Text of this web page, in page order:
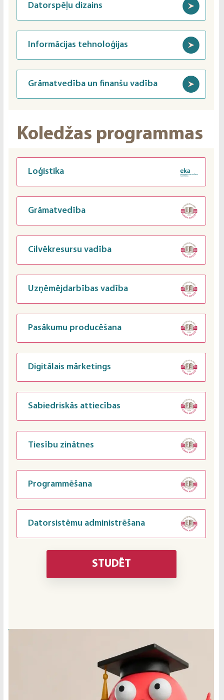
Datorspēļu dizains
Informācijas tehnoloģijas
Grāmatvedība un finanšu vadība
Koledžas programmas
Loģistika
Grāmatvedība
Cilvēkresursu vadība
Uzņēmējdarbības vadība
Pasākumu producēšana
Digitālais mārketings
Sabiedriskās attiecības
Tiesību zinātnes
Programmēšana
Datorsistēmu administrēšana
STUDĒT